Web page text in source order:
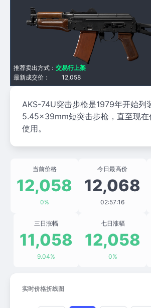
最新成交价： 12,058
推荐卖出方式： 交易行上架
AKS-74U突击步枪是1979年开始列
5.45×39mm短突击步枪，直至现在
使用。
当前价格
12,058
0%
今日最高价
12,068
02:57:16
三日涨幅
11,058
9.04%
七日涨幅
12,058
0%
实时价格折线图